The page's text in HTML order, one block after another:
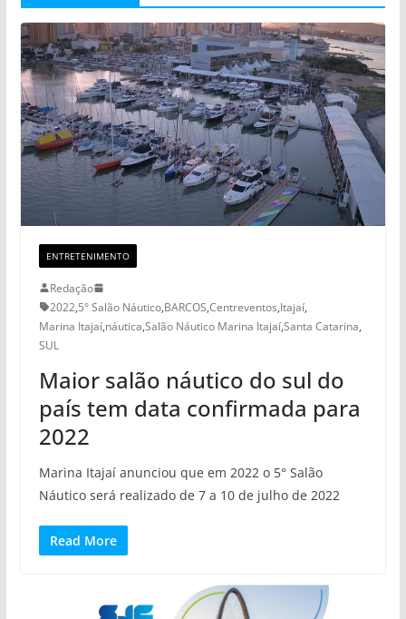
ENTRETENIMENTO
Redação
2022,5° Salão Náutico,BARCOS,Centreventos,Itajaí,
Marina Itajaí,náutica,Salão Náutico Marina Itajaí,Santa Catarina,
SUL
Maior salão náutico do sul do
país tem data confirmada para
2022
Marina Itajaí anunciou que em 2022 o 5° Salão
Náutico será realizado de 7 a 10 de julho de 2022
Read More